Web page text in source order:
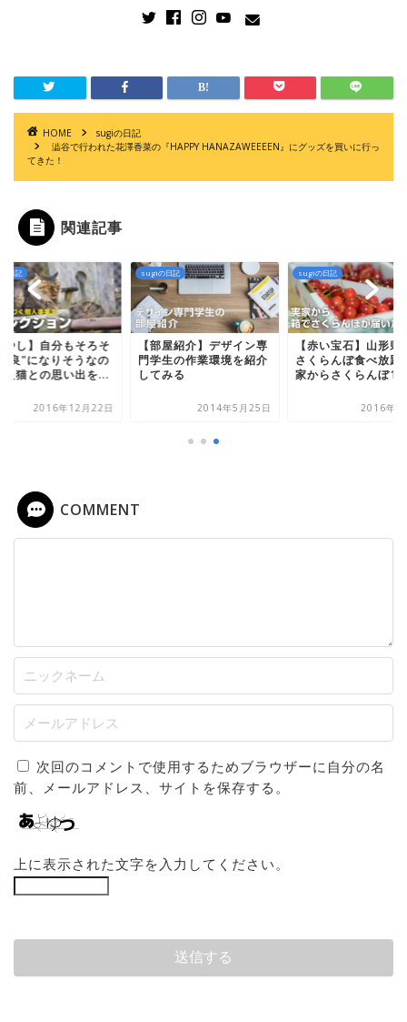
HOME
sugiの日記
澁谷で行われた花澤香菜の『HAPPY HANAZAWEEEEN』にグッズを買いに行っ
てきた！
関連記事
日記
やし】自分もそろそ
良"になりそうなの
良猫との思い出を...
2016年12月22日
sugiの日記
【部屋紹介】デザイン専
門学生の作業環境を紹介
してみる
2014年5月25日
sugiの日記
【赤い宝石】山形県
さくらんぼ食べ放題
家からさくらんぼ
2016年6
COMMENT
次回のコメントで使用するためブラウザーに自分の名
前、メールアドレス、サイトを保存する。
上に表示された文字を入力してください。